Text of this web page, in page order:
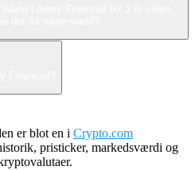
er blot en i Crypto.com
pristicker, markedsværdi og